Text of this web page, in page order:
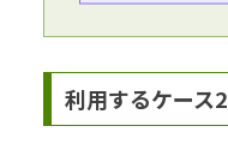
利用するケース2